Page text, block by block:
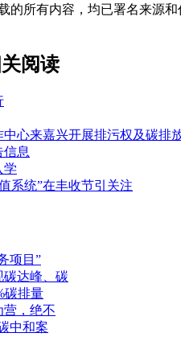
的所有内容，均已署名来源
阅读
心来嘉兴开展排污权及碳排
信息
学
系统”在丰收节引关注
项目”
碳达峰、碳
碳排量
营，绝不
中和案